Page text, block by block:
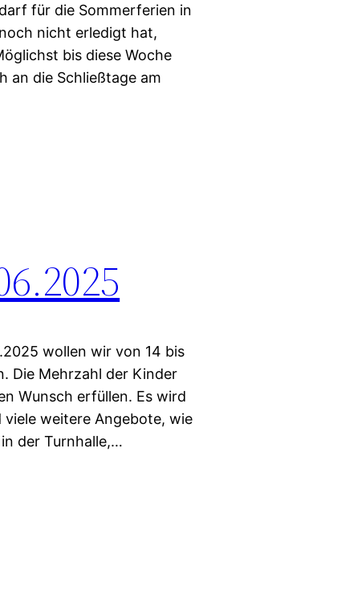
für die Sommerferien in
nicht erledigt hat,
bis diese Woche
an die Schließtage am
wollen wir von 14 bis
Die Mehrzahl der Kinder
Wunsch erfüllen. Es wird
weitere Angebote, wie
der Turnhalle,…